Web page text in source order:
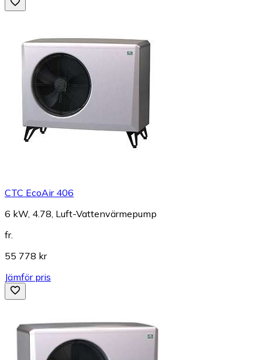
CTC EcoAir 406
6 kW, 4.78, Luft-Vattenvärmepump
fr.
55 778 kr
Jämför pris